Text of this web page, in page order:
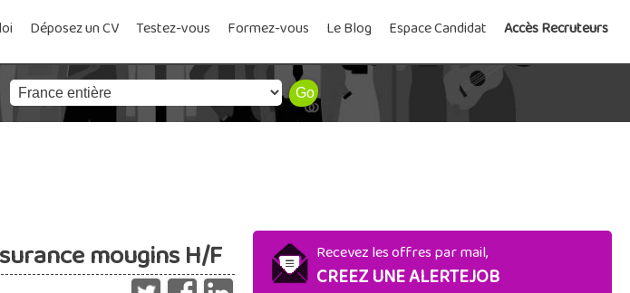
Déposez un CV Testez-vous Formez-vous Le Blog Espace Candidat Accès Recruteurs
mougins H/F Recevez les offres par mail,
CREEZ UNE ALERTEJOB